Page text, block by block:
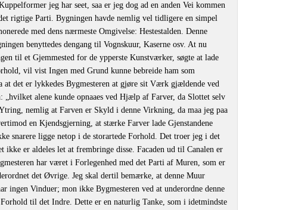
jeg har seet, saa er jeg dog ad en anden Vei kommen
rigtige Parti. Bygningen havde nemlig vel tidligere en simpel
med dens nærmeste Omgivelse: Hestestalden. Denne
benyttedes dengang til Vognskuur, Kaserne osv. At nu
til et Gjemmested for de ypperste Kunstværker, søgte at lade
vil vist Ingen med Grund kunne bebreide ham som
det er lykkedes Bygmesteren at gjøre sit Værk gjældende ved
„hvilket alene kunde opnaaes ved Hjælp af Farver, da Slottet selv
nemlig at Farven er Skyld i denne Virkning, da maa jeg paa
en Kjendsgjerning, at stærke Farver lade Gjenstandene
snarere ligge netop i de storartede Forhold. Det troer jeg i det
er aldeles let at frembringe disse. Facaden ud til Canalen er
har været i Forlegenhed med det Parti af Muren, som er
det Øvrige. Jeg skal dertil bemærke, at denne Muur
ingen Vinduer; mon ikke Bygmesteren ved at underordne denne
til det Indre. Dette er en naturlig Tanke, som i idetmindste